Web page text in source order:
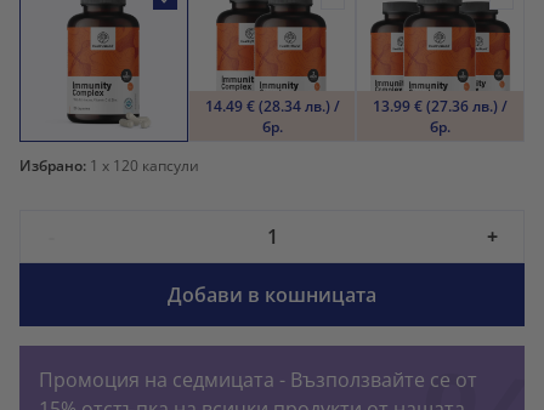
14.49 € (28.34 лв.) /
бр.
13.99 € (27.36 лв.) /
бр.
Избрано: 1 x 120 капсули
+
Добави в кошницата
Промоция на седмицата - Възползвайте се от